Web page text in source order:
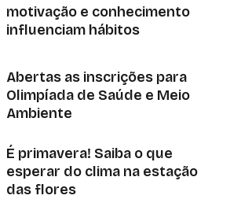
motivação e conhecimento
influenciam hábitos
Abertas as inscrições para
Olimpíada de Saúde e Meio
Ambiente
É primavera! Saiba o que
esperar do clima na estação
das flores